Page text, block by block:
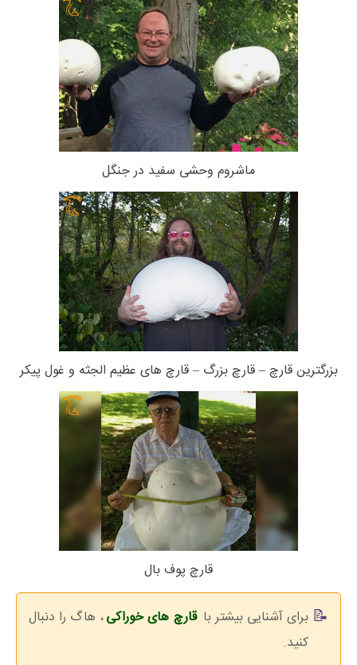
ماشروم وحشی سفید در جنگل
بزرگترین قارچ – قارچ بزرگ – قارچ های عظیم الجثه و غول پیکر
قارچ پوف‌ بال
برای آشنایی بیشتر با قارچ های خوراکی، هاگ را دنبال
کنید.